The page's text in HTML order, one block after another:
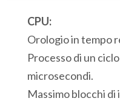
Uscite
CPU:
Orologio in tempo
Processo di un
microsecondi.
Massimo blocchi